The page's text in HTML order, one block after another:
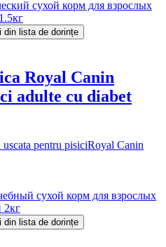
din lista de dorințe
Royal Canin
adulte cu diabet
uscata pentru pisiciRoyal Canin
din lista de dorințe